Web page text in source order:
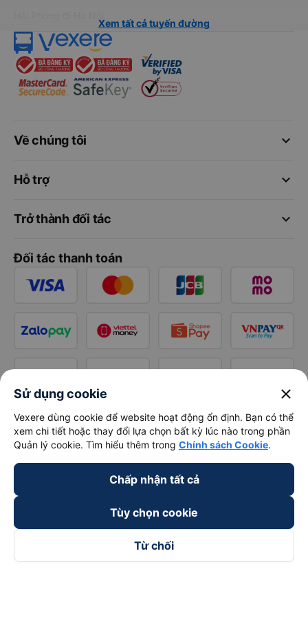
Xem tất cả tuyến đường
keyboard_arrow_down
Về chúng tôi
keyboard_arrow_down
Hỗ trợ
keyboard_arrow_down
Trở thành đối tác
Đối tác thanh toán
Sử dụng cookie close
Vexere dùng cookie để website hoạt động ổn định. Bạn có thể
xem chi tiết hoặc thay đổi lựa chọn bất kỳ lúc nào trong phần
Quản lý cookie. Tìm hiểu thêm trong Chính sách Cookie.
Chấp nhận tất cả
Tùy chọn cookie
Từ chối